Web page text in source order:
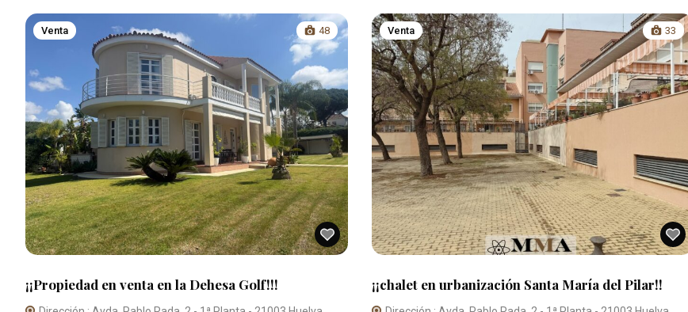
Venta 48
¡¡Propiedad en venta en la Dehesa Golf!!!
Venta 33
¡¡chalet en urbanización Santa María del Pilar!!